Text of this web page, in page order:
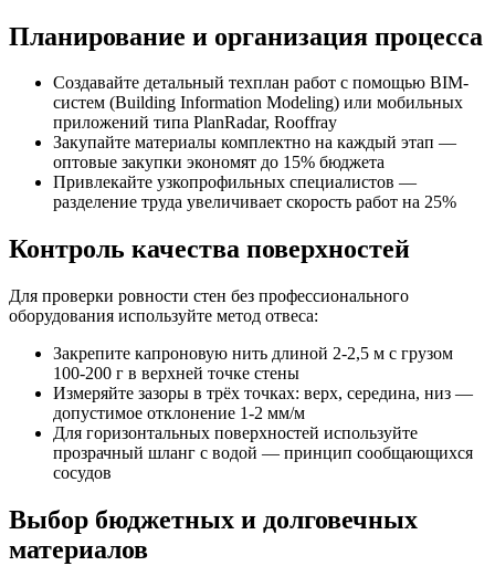
Планирование и организация процесса
Создавайте детальный техплан работ с помощью BIM-
систем (Building Information Modeling) или мобильных
приложений типа PlanRadar, Rooffray
Закупайте материалы комплектно на каждый этап —
оптовые закупки экономят до 15% бюджета
Привлекайте узкопрофильных специалистов —
разделение труда увеличивает скорость работ на 25%
Контроль качества поверхностей
Для проверки ровности стен без профессионального
оборудования используйте метод отвеса:
Закрепите капроновую нить длиной 2-2,5 м с грузом
100-200 г в верхней точке стены
Измеряйте зазоры в трёх точках: верх, середина, низ —
допустимое отклонение 1-2 мм/м
Для горизонтальных поверхностей используйте
прозрачный шланг с водой — принцип сообщающихся
сосудов
Выбор бюджетных и долговечных
материалов